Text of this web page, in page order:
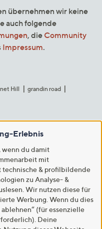
übernehmen wir keine
auch folgende
, die Community
Impressum.
Hill
grandin road
Erlebnis
wenn du damit
mit
& profilbildende
zu Analyse- &
Wir nutzen diese für
Werbung. Wenn du dies
(für essenzielle
Deine